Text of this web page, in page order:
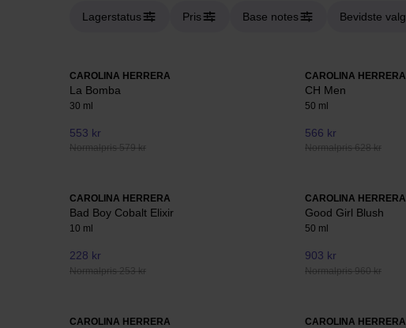
Lagerstatus Pris Base notes Bevidste valg
CAROLINA HERRERA
La Bomba
30 ml
553 kr
Normalpris 579 kr
CAROLINA HERRERA
CH Men
50 ml
566 kr
Normalpris 628 kr
CAROLINA HERRERA
Bad Boy Cobalt Elixir
10 ml
228 kr
Normalpris 253 kr
CAROLINA HERRERA
Good Girl Blush
50 ml
903 kr
Normalpris 960 kr
CAROLINA HERRERA CAROLINA HERRERA